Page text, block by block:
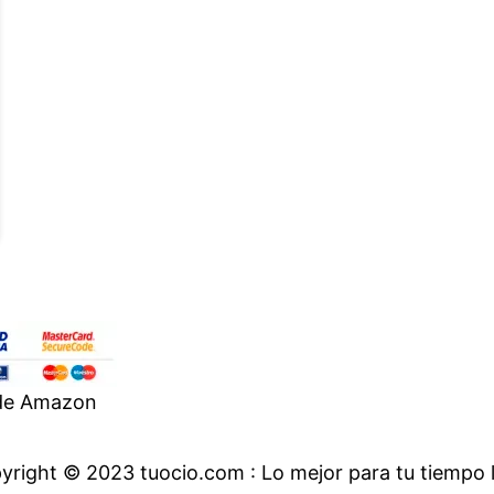
Amazon
© 2023 tuocio.com : Lo mejor para tu tiempo